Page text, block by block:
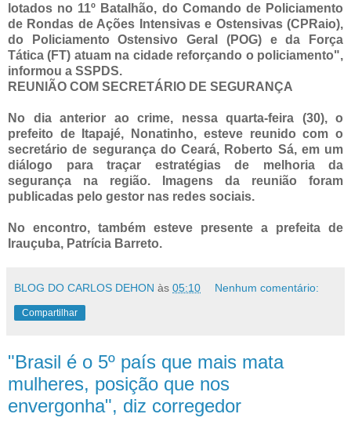
lotados no 11º Batalhão, do Comando de Policiamento
de Rondas de Ações Intensivas e Ostensivas (CPRaio),
do Policiamento Ostensivo Geral (POG) e da Força
Tática (FT) atuam na cidade reforçando o policiamento",
informou a SSPDS.
REUNIÃO COM SECRETÁRIO DE SEGURANÇA
No dia anterior ao crime, nessa quarta-feira (30), o
prefeito de Itapajé, Nonatinho, esteve reunido com o
secretário de segurança do Ceará, Roberto Sá, em um
diálogo para traçar estratégias de melhoria da
segurança na região. Imagens da reunião foram
publicadas pelo gestor nas redes sociais.
No encontro, também esteve presente a prefeita de
Irauçuba, Patrícia Barreto.
BLOG DO CARLOS DEHON às 05:10 Nenhum comentário:
Compartilhar
"Brasil é o 5º país que mais mata
mulheres, posição que nos
envergonha", diz corregedor